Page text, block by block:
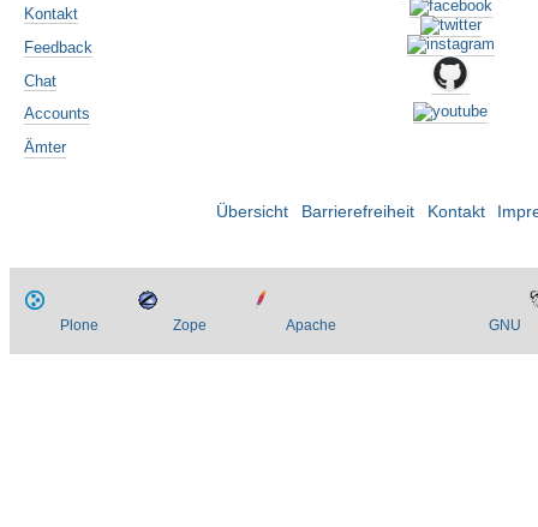
Kontakt
Feedback
Chat
Accounts
Ämter
Übersicht Barrierefreiheit Kontakt
Plone Zope Apache GNU